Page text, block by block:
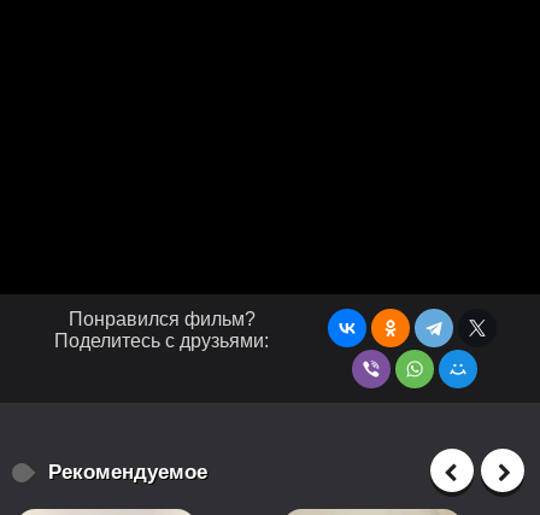
Понравился фильм?
Поделитесь с друзьями:
Рекомендуемое